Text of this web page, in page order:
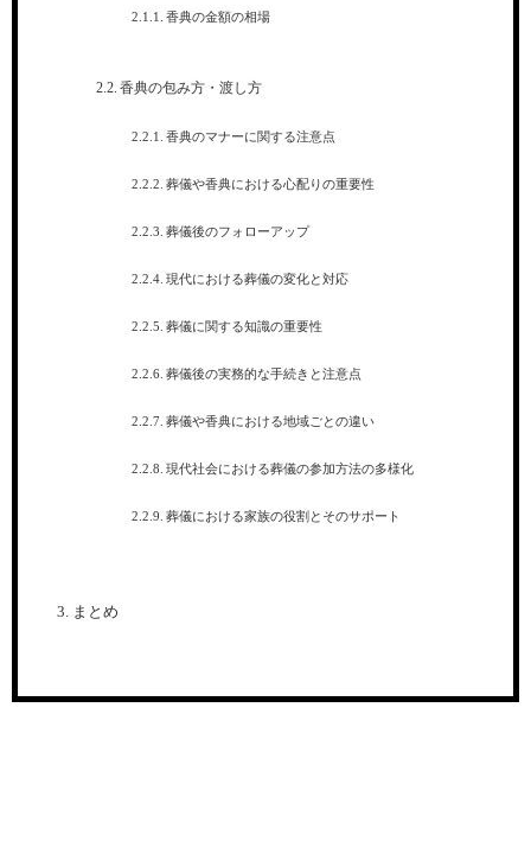
香典の金額の相場
香典の包み方・渡し方
香典のマナーに関する注意点
葬儀や香典における心配りの重要性
葬儀後のフォローアップ
現代における葬儀の変化と対応
葬儀に関する知識の重要性
葬儀後の実務的な手続きと注意点
葬儀や香典における地域ごとの違い
現代社会における葬儀の参加方法の多様化
葬儀における家族の役割とそのサポート
まとめ